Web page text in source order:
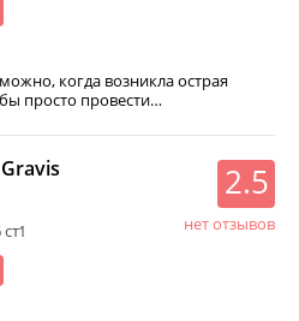
когда возникла острая
просто провести…
2.5
нет отзывов